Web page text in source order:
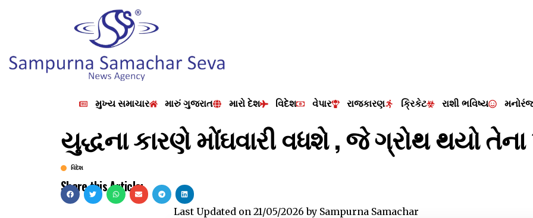
મુખ્ય સમાચાર મારું ગુજરાત મારો દેશ વિદેશ વેપાર રાજકારણ ક્રિકેટ રાશી ભવિષ્ય
યુદ્ધના કારણે મોંઘવારી વધશે , જે ગ્રોથ થયો
વિદેશ
Share this Article:
Last Updated on 21/05/2026 by Sampurna Samachar